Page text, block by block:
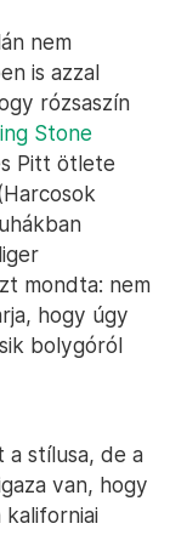
nem
is azzal
rózsaszín
Stone
Pitt ötlete
mondta: nem
hogy úgy
bolygóról
a stílusa, de a
van, hogy
kaliforniai